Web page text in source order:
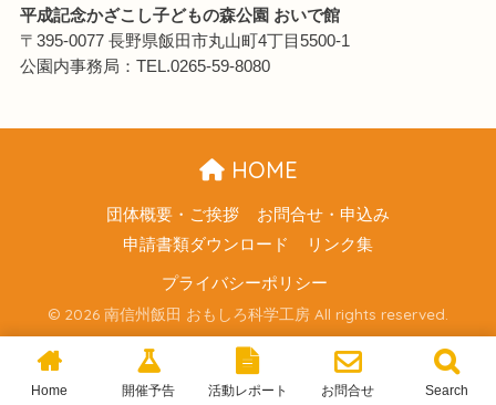
平成記念かざこし子どもの森公園 おいで館
〒395-0077 長野県飯田市丸山町4丁目5500-1
公園内事務局：TEL.0265-59-8080
HOME
団体概要・ご挨拶
お問合せ・申込み
申請書類ダウンロード
リンク集
プライバシーポリシー
© 2026 南信州飯田 おもしろ科学工房 All rights reserved.
Home 開催予告 活動レポート お問合せ Search